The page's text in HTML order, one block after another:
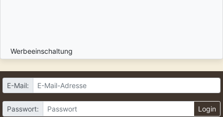
Werbeeinschaltung
E-Mail:
Passwort: Login